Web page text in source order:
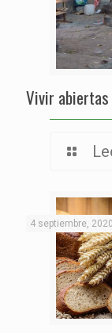
Vivir abiertas
4 septiembre, 2020